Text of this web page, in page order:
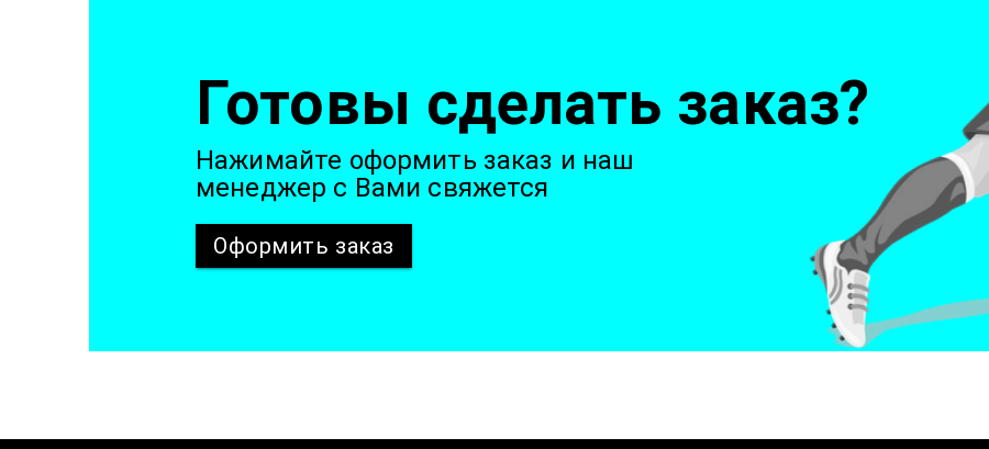
Готовы сделать заказ?
Нажимайте оформить заказ и наш
менеджер с Вами свяжется
Оформить заказ